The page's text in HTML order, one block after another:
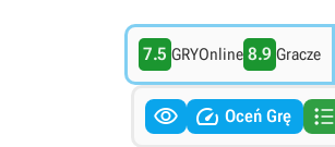
7.5 GRYOnline 8.9 Gracze
  Oceń Grę 